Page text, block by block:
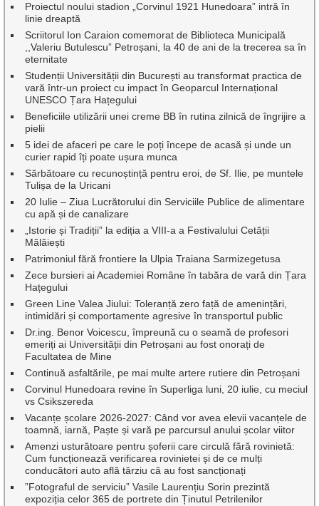
Proiectul noului stadion „Corvinul 1921 Hunedoara” intră în
linie dreaptă
Scriitorul Ion Caraion comemorat de Biblioteca Municipală
,,Valeriu Butulescu” Petroșani, la 40 de ani de la trecerea sa în
eternitate
Studenții Universității din București au transformat practica de
vară într-un proiect cu impact în Geoparcul Internațional
UNESCO Țara Hațegului
Beneficiile utilizării unei creme BB în rutina zilnică de îngrijire a
pielii
5 idei de afaceri pe care le poți începe de acasă și unde un
curier rapid îți poate ușura munca
Sărbătoare cu recunoștință pentru eroi, de Sf. Ilie, pe muntele
Tulișa de la Uricani
20 Iulie – Ziua Lucrătorului din Serviciile Publice de alimentare
cu apă și de canalizare
„Istorie și Tradiții” la ediția a VIII-a a Festivalului Cetății
Mălăiești
Patrimoniul fără frontiere la Ulpia Traiana Sarmizegetusa
Zece bursieri ai Academiei Române în tabăra de vară din Țara
Hațegului
Green Line Valea Jiului: Toleranță zero față de amenințări,
intimidări și comportamente agresive în transportul public
Dr.ing. Benor Voicescu, împreună cu o seamă de profesori
emeriți ai Universității din Petroșani au fost onorați de
Facultatea de Mine
Continuă asfaltările, pe mai multe artere rutiere din Petroșani
Corvinul Hunedoara revine în Superliga luni, 20 iulie, cu meciul
vs Csikszereda
Vacanțe școlare 2026-2027: Când vor avea elevii vacanțele de
toamnă, iarnă, Paște și vară pe parcursul anului școlar viitor
Amenzi usturătoare pentru șoferii care circulă fără rovinietă:
Cum funcționează verificarea rovinietei și de ce mulți
conducători auto află târziu că au fost sancționați
”Fotograful de serviciu” Vasile Laurențiu Sorin prezintă
expoziția celor 365 de portrete din Ținutul Petrilenilor